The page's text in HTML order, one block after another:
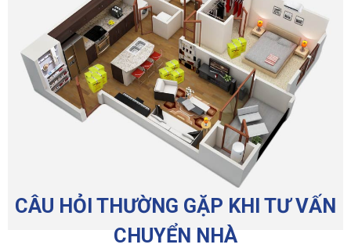
CÂU HỎI THƯỜNG GẶP KHI TƯ VẤN
CHUYỂN NHÀ